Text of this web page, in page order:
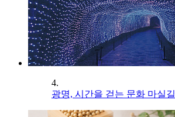
4.
광명, 시간을 걷는 문화 마실길